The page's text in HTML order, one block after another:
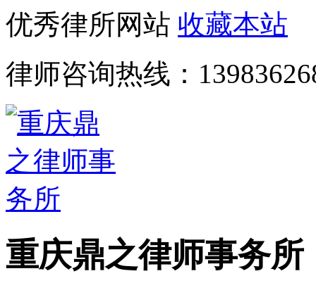
优秀律所网站 收藏本站
律师咨询热线：
重庆鼎之律师事务所